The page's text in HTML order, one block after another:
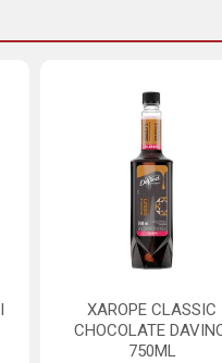
XAROPE CLASSIC
CHOCOLATE
750ML